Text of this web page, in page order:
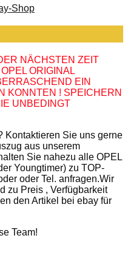
Shop
NÄCHSTEN ZEIT
ORIGINAL
EIN
KONNTEN ! SPEICHERN
UNBEDINGT
Kontaktieren Sie uns gerne
aus unserem
Sie nahezu alle OPEL
Youngtimer) zu TOP-
oder Tel. anfragen.Wir
zu Preis , Verfügbarkeit
den Artikel bei ebay für
Team!